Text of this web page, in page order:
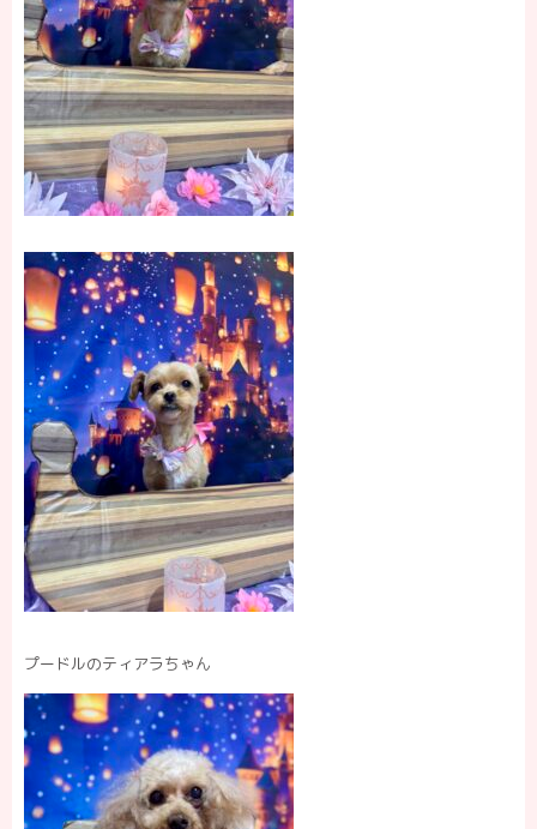
プードルのティアラちゃん